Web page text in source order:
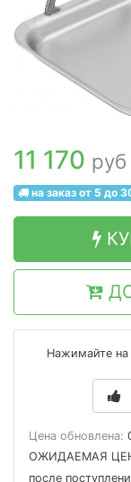
11 170 руб
на заказ от 5 до
Нажимайте на
Цена обновлена:
ОЖИДАЕМАЯ
после